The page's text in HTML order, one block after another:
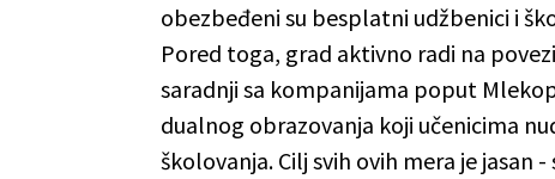
obezbeđeni su besplatni udžbenici i
Pored toga, grad aktivno radi na
saradnji sa kompanijama poput
dualnog obrazovanja koji učenicima
školovanja. Cilj svih ovih mera je jasan